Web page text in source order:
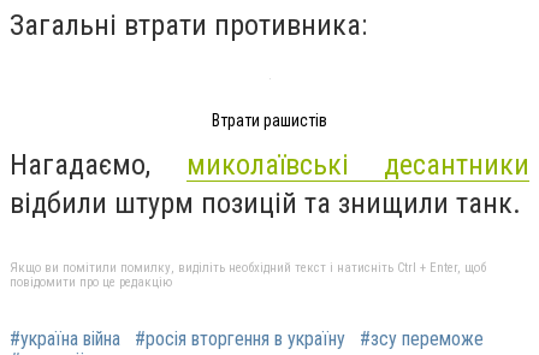
Загальні втрати противника:
Втрати рашистів
Нагадаємо, миколаївські десантники
відбили штурм позицій та знищили танк.
Якщо ви помітили помилку, виділіть необхідний текст і натисніть Ctrl + Enter, щоб
повідомити про це редакцію
#україна війна #росія вторгення в україну
#зсу переможе